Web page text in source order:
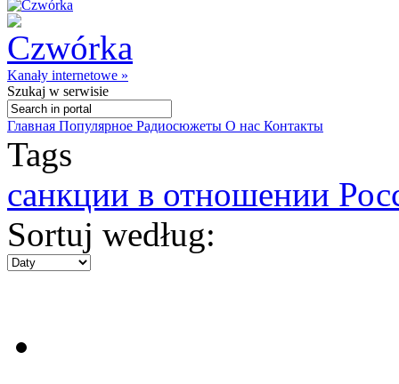
Kanały internetowe »
Szukaj w serwisie
Главная Популярное Радиосюжеты О нас Контакты
Tags
санкции в отношении
Sortuj według: